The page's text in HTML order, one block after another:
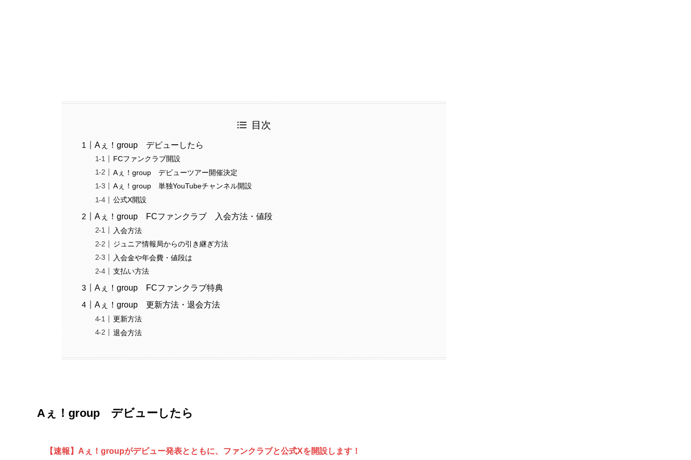
目次
Aぇ！group デビューしたら
FCファンクラブ開設
Aぇ！group デビューツアー開催決定
Aぇ！group 単独YouTubeチャンネル開設
公式X開設
Aぇ！group FCファンクラブ 入会方法・値段
入会方法
ジュニア情報局からの引き継ぎ方法
入会金や年会費・値段は
支払い方法
Aぇ！group FCファンクラブ特典
Aぇ！group 更新方法・退会方法
更新方法
退会方法
Aぇ！group デビューしたら
【速報】Aぇ！groupがデビュー発表とともに、ファンクラブと公式Xを開設します！